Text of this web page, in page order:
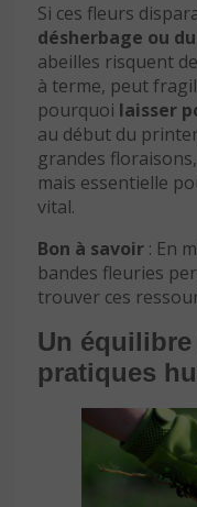
Si ces fleurs
désherbage ou
abeilles risquent
à terme, peut
pourquoi laisser
au début du
grandes
mais essentielle
vital.
Bon à savoir : En
bandes fleuries
trouver ces
Un
pratiques